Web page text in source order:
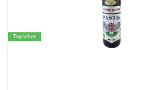
Topseller